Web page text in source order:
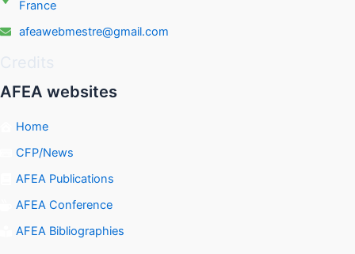
France
afeawebmestre@gmail.com
AFEA websites
Home
CFP/News
AFEA Publications
AFEA Conference
AFEA Bibliographies